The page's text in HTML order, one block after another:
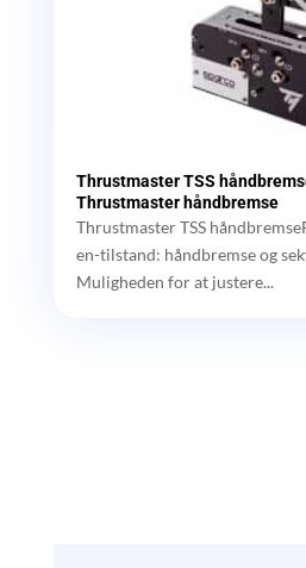
Thrustmaster TSS
Thrustmaster håndbremse
Thrustmaster TSS
en-tilstand: håndbremse og
Muligheden for at justere...